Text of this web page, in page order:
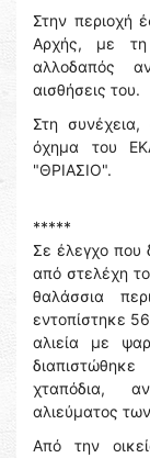
Στην περιοχή
Αρχής, με
αλλοδαπός
αισθήσεις του.
Στη
όχημα του
"ΘΡΙΑΣΙΟ".
*****
Σε έλεγχο που
από στελέχη
θαλάσσια
εντοπίστηκε
αλιεία με
χταπόδια,
αλιεύματος
Από την